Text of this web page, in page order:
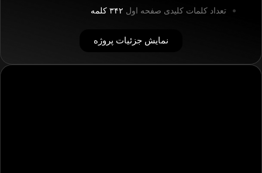
تعداد کلمات کلیدی صفحه اول ۳۴۲ کلمه
نمایش جزئیات پروژه